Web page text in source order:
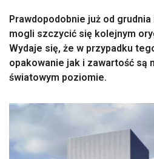
Prawdopodobnie już od
mogli szczycić się kolejnym
Wydaje się, że w przypadku
opakowanie jak i zawartość są
światowym poziomie.